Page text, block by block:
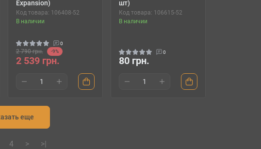
Expansion)
Код товара: 106408-52
В наличии
0
2 790 грн. -9%
2 539 грн.
шт)
Код товара: 106615-52
В наличии
0
80 грн.
еще
4 > >|